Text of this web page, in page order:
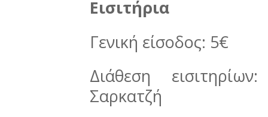
Εισιτήρια
Γενική είσοδος: 5€
Διάθεση
Σαρκατζή